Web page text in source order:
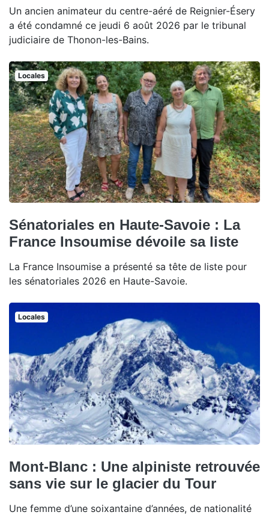
Un ancien animateur du centre-aéré de Reignier-Ésery
a été condamné ce jeudi 6 août 2026 par le tribunal
judiciaire de Thonon-les-Bains.
Locales
Sénatoriales en Haute-Savoie : La
France Insoumise dévoile sa liste
La France Insoumise a présenté sa tête de liste pour
les sénatoriales 2026 en Haute-Savoie.
Locales
Mont-Blanc : Une alpiniste retrouvée
sans vie sur le glacier du Tour
Une femme d’une soixantaine d’années, de nationalité